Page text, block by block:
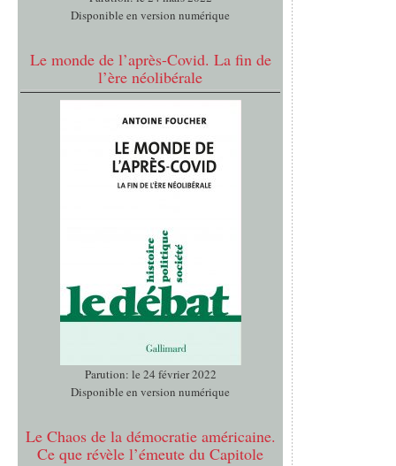
Disponible en version numérique
Le monde de l’après-Covid. La fin de
l’ère néolibérale
Parution: le 24 février 2022
Disponible en version numérique
Le Chaos de la démocratie américaine.
Ce que révèle l’émeute du Capitole